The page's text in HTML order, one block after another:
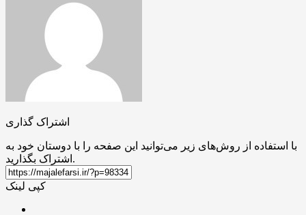
اشتراک گذاری
با استفاده از روش‌های زیر می‌توانید این صفحه را با دوستان خود به
اشتراک بگذارید.
کپی لینک